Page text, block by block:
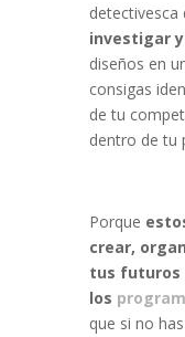
detectivesca
investigar
diseños en
consigas
de tu
dentro de tu
Porque
crear,
tus futuros
los
que si no